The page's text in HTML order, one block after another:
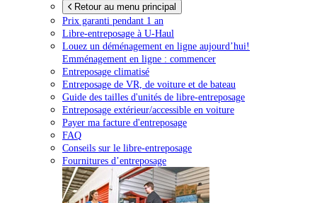
Retour au menu principal
Prix garanti pendant 1 an
Libre-entreposage à U-Haul
Louez un déménagement en ligne aujourd’hui!
Emménagement en ligne : commencer
Entreposage climatisé
Entreposage de VR, de voiture et de bateau
Guide des tailles d'unités de libre-entreposage
Entreposage extérieur/accessible en voiture
Payer ma facture d'entreposage
FAQ
Conseils sur le libre-entreposage
Fournitures d’entreposage